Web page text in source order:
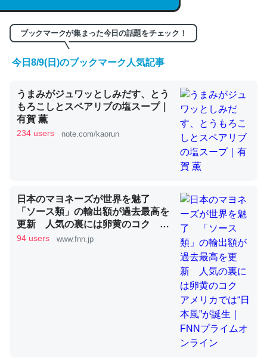
─GPTの仕組みと限界についての考察（１） - conceptualization
くらい。小説でいう「ずっと前の伏線」は回収されないけ
ど、短期記憶というには多い分量。進化すればするほど分
かりやすく強くなりそう
─GPTの仕組みと限界についての考察（１） - conceptualization
昆虫ってカルシウム少ないのか。知らんかった。調べたら
コオロギのカルシウム分はエビの600分の1程度。
─ニュース :: 【研究発表】昆虫学の大問題＝「昆虫はなぜ海にいな
論文では「淡水はカルシウムも酸素も不足してて両方に不
ブックマークが集まった今日の話題をチェック！
今日8/9(日)のブックマーク人気記事
うまみがジュワッとしみだす、とう
もろこしとスペアリブの塩スープ｜
有賀 薫
234 users note.com/kaorun
日本のマヨネーズが世界を魅了
「ソース類」の輸出額が過去最高を
更新 人気の裏には卵黄のコク ア
メリカでは“日本風”が誕生｜FNNプ
94 users www.fnn.jp